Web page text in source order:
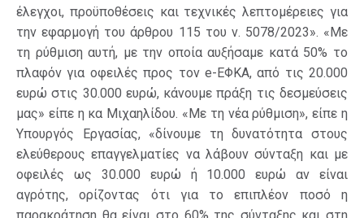
έλεγχοι, προϋποθέσεις και τεχνικές λεπτομέρειες για
την εφαρμογή του άρθρου 115 του ν. 5078/2023». «Με
τη ρύθμιση αυτή, με την οποία αυξήσαμε κατά 50% το
πλαφόν για οφειλές προς τον e-ΕΦΚΑ, από τις 20.000
ευρώ στις 30.000 ευρώ, κάνουμε πράξη τις δεσμεύσεις
μας» είπε η κα Μιχαηλίδου. «Με τη νέα ρύθμιση», είπε η
Υπουργός Εργασίας, «δίνουμε τη δυνατότητα στους
ελεύθερους επαγγελματίες να λάβουν σύνταξη και με
οφειλές ως 30.000 ευρώ ή 10.000 ευρώ αν είναι
αγρότης, ορίζοντας ότι για το επιπλέον ποσό η